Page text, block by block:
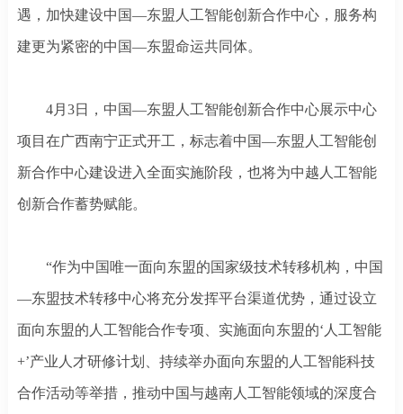
遇，加快建设中国—东盟人工智能创新合作中心，服务构
建更为紧密的中国—东盟命运共同体。
4月3日，中国—东盟人工智能创新合作中心展示中心
项目在广西南宁正式开工，标志着中国—东盟人工智能创
新合作中心建设进入全面实施阶段，也将为中越人工智能
创新合作蓄势赋能。
“作为中国唯一面向东盟的国家级技术转移机构，中国
—东盟技术转移中心将充分发挥平台渠道优势，通过设立
面向东盟的人工智能合作专项、实施面向东盟的‘人工智能
+’产业人才研修计划、持续举办面向东盟的人工智能科技
合作活动等举措，推动中国与越南人工智能领域的深度合